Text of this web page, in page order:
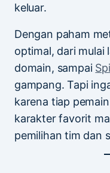
keluar.
Dengan paham
optimal, dari mulai
domain, sampai
gampang. Tapi
karena tiap
karakter favorit
pemilihan tim dan